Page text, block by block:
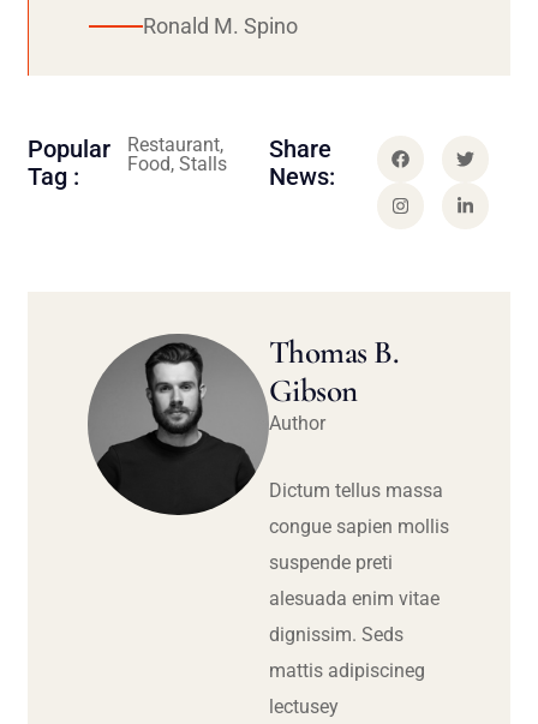
Ronald M. Spino
Popular
Tag :
Restaurant,
Food, Stalls
Share
News:
Thomas B.
Gibson
Author
Dictum tellus massa
congue sapien mollis
suspende preti
alesuada enim vitae
dignissim. Seds
mattis adipiscineg
lectusey